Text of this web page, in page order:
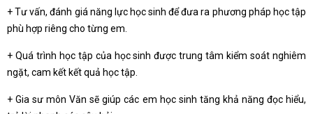
+ Tư vấn, đánh giá năng lực học sinh để đưa ra phương pháp học tập
phù hợp riêng cho từng em.
+ Quá trình học tập của học sinh được trung tâm kiểm soát nghiêm
ngặt, cam kết kết quả học tập.
+ Gia sư môn Văn sẽ giúp các em học sinh tăng khả năng đọc hiểu,